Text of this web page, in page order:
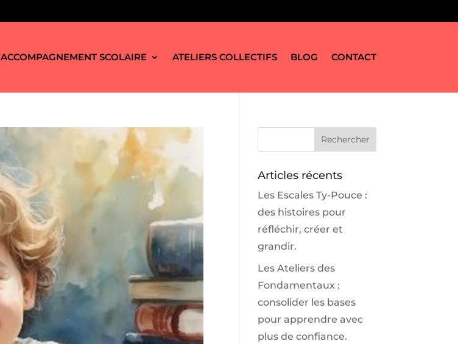
ACCOMPAGNEMENT SCOLAIRE ATELIERS COLLECTIFS BLOG CONTACT
Articles récents
Les Escales Ty-Pouce :
des histoires pour
réfléchir, créer et
grandir.
Les Ateliers des
Fondamentaux :
consolider les bases
pour apprendre avec
plus de confiance.